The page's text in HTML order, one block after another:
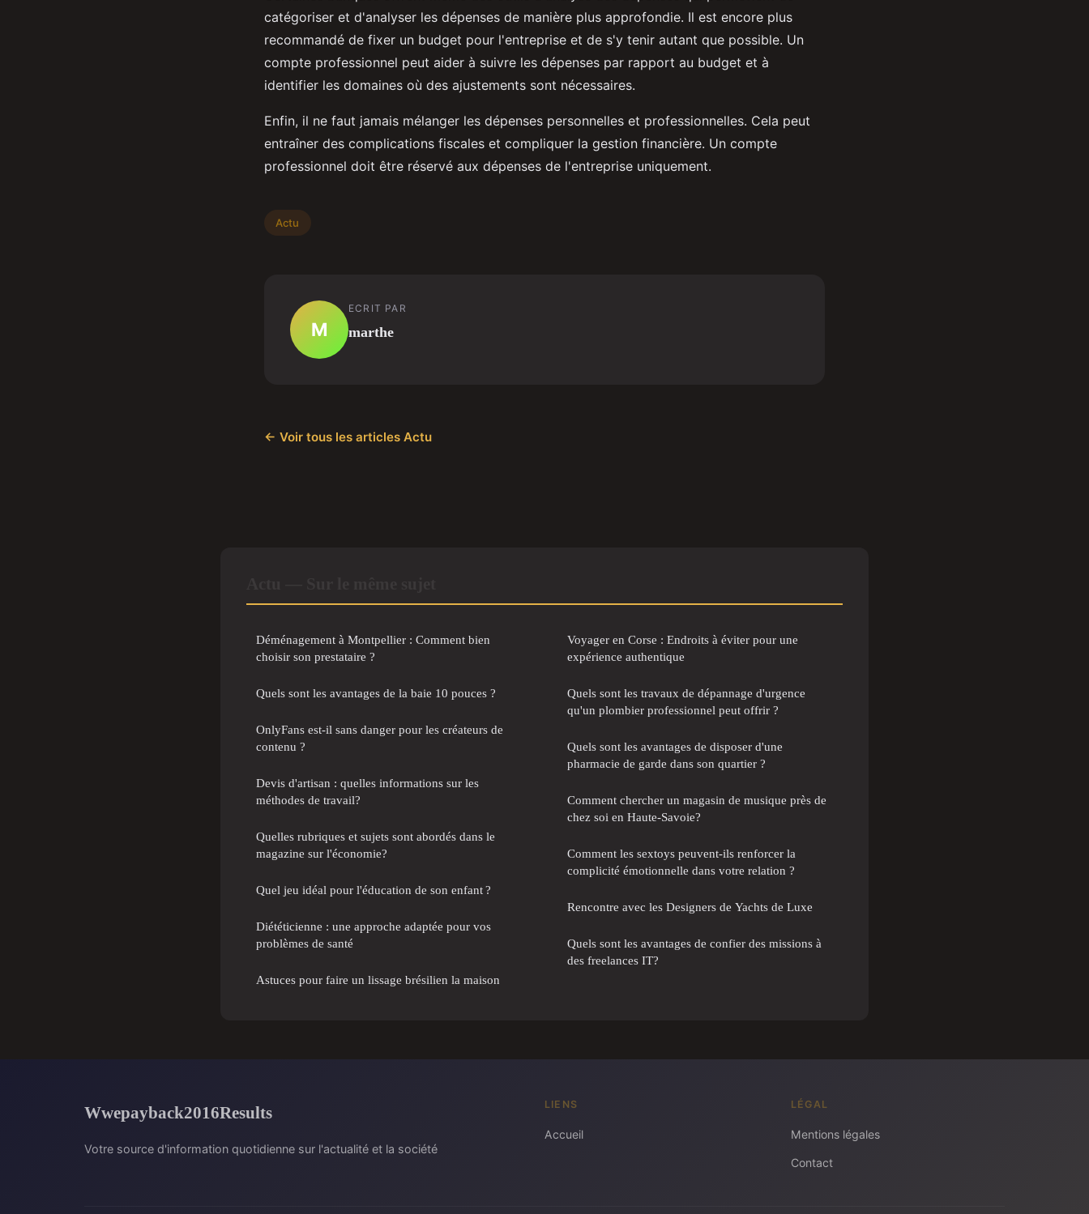
catégoriser et d'analyser les dépenses de manière plus approfondie. Il est encore plus
recommandé de fixer un budget pour l'entreprise et de s'y tenir autant que possible. Un
compte professionnel peut aider à suivre les dépenses par rapport au budget et à
identifier les domaines où des ajustements sont nécessaires.
Enfin, il ne faut jamais mélanger les dépenses personnelles et professionnelles. Cela peut
entraîner des complications fiscales et compliquer la gestion financière. Un compte
professionnel doit être réservé aux dépenses de l'entreprise uniquement.
Actu
M
ECRIT PAR
marthe
← Voir tous les articles Actu
Déménagement à Montpellier : Comment bien
choisir son prestataire ?
Quels sont les avantages de la baie 10 pouces ?
OnlyFans est-il sans danger pour les créateurs de
contenu ?
Devis d'artisan : quelles informations sur les
méthodes de travail?
Quelles rubriques et sujets sont abordés dans le
magazine sur l'économie?
Quel jeu idéal pour l'éducation de son enfant ?
Diététicienne : une approche adaptée pour vos
problèmes de santé
Astuces pour faire un lissage brésilien la maison
Voyager en Corse : Endroits à éviter pour une
expérience authentique
Quels sont les travaux de dépannage d'urgence
qu'un plombier professionnel peut offrir ?
Quels sont les avantages de disposer d'une
pharmacie de garde dans son quartier ?
Comment chercher un magasin de musique près de
chez soi en Haute-Savoie?
Comment les sextoys peuvent-ils renforcer la
complicité émotionnelle dans votre relation ?
Rencontre avec les Designers de Yachts de Luxe
Quels sont les avantages de confier des missions à
des freelances IT?
Wwepayback2016Results
Votre source d'information quotidienne sur l'actualité et la société
LIENS
Accueil
LÉGAL
Mentions légales
Contact